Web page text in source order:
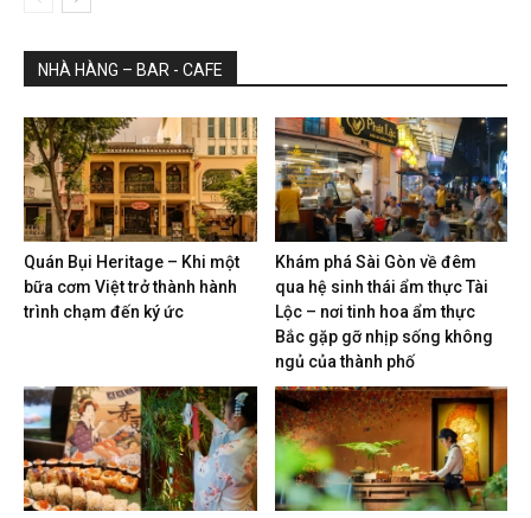
NHÀ HÀNG – BAR - CAFE
Quán Bụi Heritage – Khi một
bữa cơm Việt trở thành hành
trình chạm đến ký ức
Khám phá Sài Gòn về đêm
qua hệ sinh thái ẩm thực Tài
Lộc – nơi tinh hoa ẩm thực
Bắc gặp gỡ nhịp sống không
ngủ của thành phố